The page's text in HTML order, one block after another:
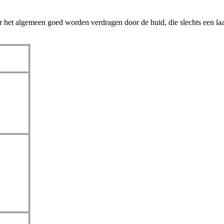
algemeen goed worden verdragen door de huid, die slechts een